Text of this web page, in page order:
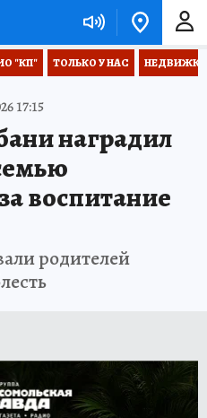
"КП" ТОЛЬКО У НАС НЕДВИЖКА
17:15
наградил
воспитание
родителей